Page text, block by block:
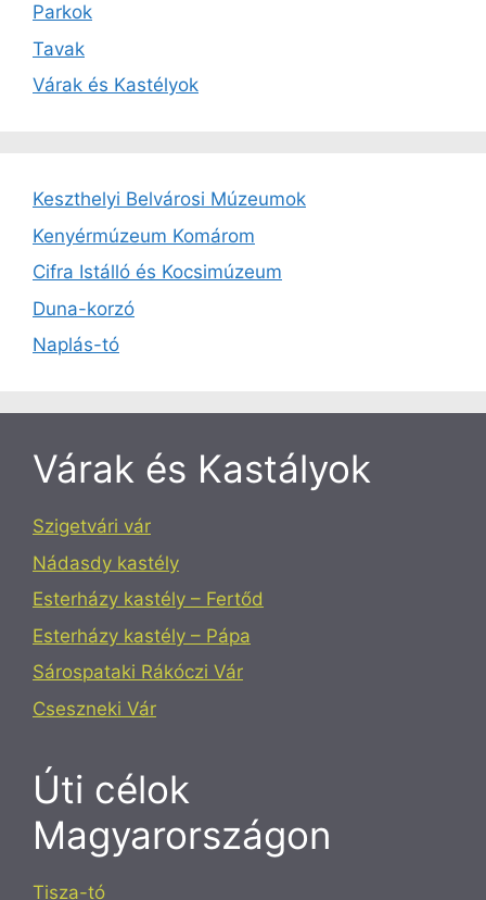
Parkok
Tavak
Várak és Kastélyok
Keszthelyi Belvárosi Múzeumok
Kenyérmúzeum Komárom
Cifra Istálló és Kocsimúzeum
Duna-korzó
Naplás-tó
Várak és Kastályok
Szigetvári vár
Nádasdy kastély
Esterházy kastély – Fertőd
Esterházy kastély – Pápa
Sárospataki Rákóczi Vár
Cseszneki Vár
Úti célok
Magyarországon
Tisza-tó